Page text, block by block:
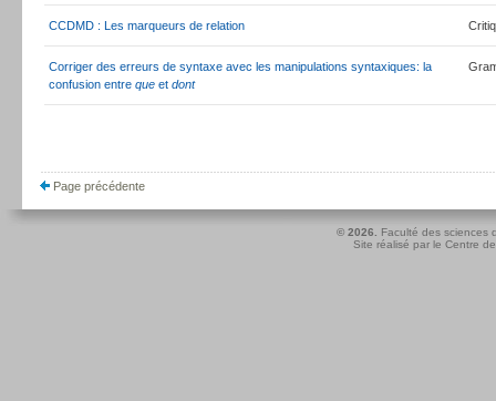
CCDMD : Les marqueurs de relation
Corriger des erreurs de syntaxe avec les manipulations syntaxiques: la
confusion entre que et dont
Page précédente
© 2026.
Faculté des sciences
Site réalisé par le Centre